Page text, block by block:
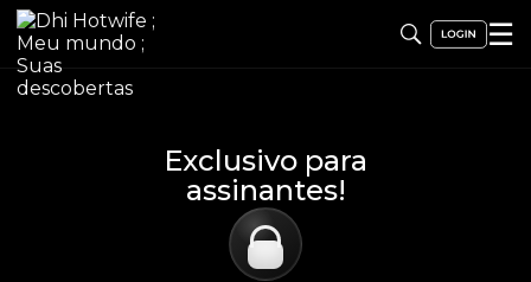
☰
Exclusivo para
assinantes!